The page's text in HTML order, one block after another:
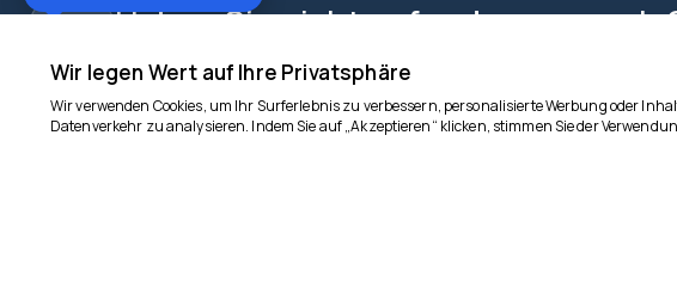
Haben Sie nicht gefunden, wonach
Kontaktieren Sie uns über WhatsApp für eine individuelle Planung –
Wir legen Wert auf Ihre Privatsphäre
Wir verwenden Cookies, um Ihr Surferlebnis zu verbessern, personalisierte Werbung oder
Datenverkehr zu analysieren. Indem Sie auf „Akzeptieren“ klicken, stimmen Sie der